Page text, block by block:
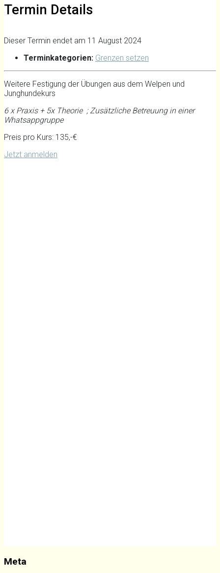
Termin Details
Dieser Termin endet am 11 August 2024
Terminkategorien: Grenzen setzen
Weitere Festigung der Übungen aus dem Welpen und
Junghundekurs
6 x Praxis + 5x Theorie ; Zusätzliche Betreuung in einer
Whatsappgruppe
Preis pro Kurs: 135,-€
Jetzt anmelden
Meta